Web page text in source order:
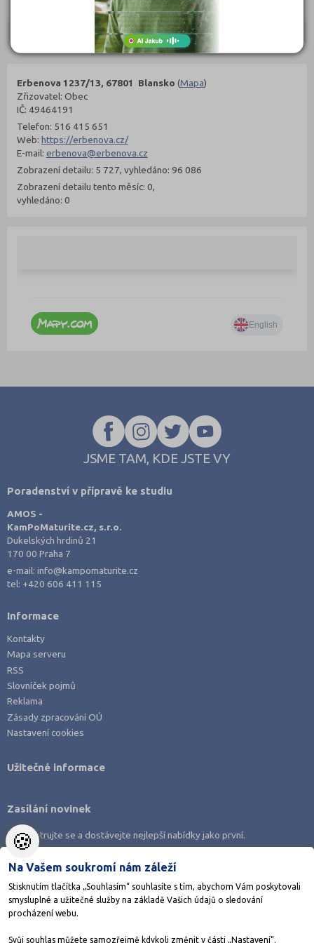
Objednat
Erbenova 1237/13, 67801 Blansko (Mapa)
Zřizovatel: Obec
IČ: 49464191
Telefon: 516 415 651
Web: https://erbenova.cz/
E-mail: erbenova@erbenova.cz
Zobrazení detailu: 5 727, vyhledáno: 96 086
Zobrazení detailu tento měsíc: 0,
vyhledáno: 0
JSME TAM, KDE JSTE VY
Poradenství v přípravě ke studiu
AMOS -
KamPoMaturite.cz, s.r.o.
Dukelských hrdinů 21
170 00 Praha 7
e-mail:info@kampomaturite.cz
tel: +420 606 411 115
Informace
Kontakty
Mapa serveru
RSS
Slovníček pojmů
Reklama
Zásady zpracování OÚ
Nastavení cookies
Stáhněte si aplikaci Adresář škol
Užitečné informace
Zasílání novinek
Zaregistrujte se a dostávejte nejlepší nabídky jako první.
🍪
Na Vašem soukromí nám záleží
Stisknutím tlačítka „Souhlasím“ souhlasíte s tím, abychom Vám poskytovali
smysluplné a užitečné služby na základě Vašich údajů o sledování
procházení webu.
Svůj souhlas můžete samozřejmě kdykoli změnit v části „Nastavení“.